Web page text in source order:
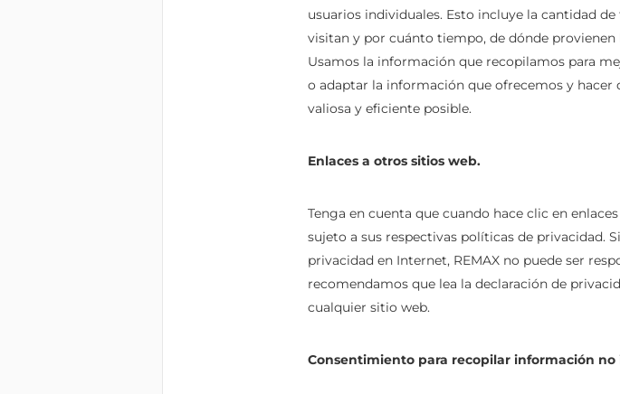
usuarios individuales. Esto incluye la cantidad
visitan y por cuánto tiempo, de dónde
Usamos la información que recopilamos para
o adaptar la información que ofrecemos y hacer
valiosa y eficiente posible.
Enlaces a otros sitios web.
Tenga en cuenta que cuando hace clic en
sujeto a sus respectivas políticas de privacidad.
privacidad en Internet, REMAX no puede ser
recomendamos que lea la declaración de
cualquier sitio web.
Consentimiento para recopilar información